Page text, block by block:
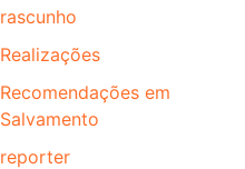
rascunho
Realizações
Recomendações em
Salvamento
reporter